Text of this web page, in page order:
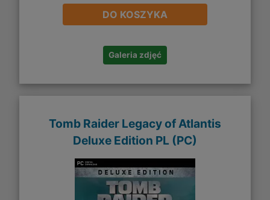
DO KOSZYKA
Galeria zdjęć
Tomb Raider Legacy of Atlantis
Deluxe Edition PL (PC)